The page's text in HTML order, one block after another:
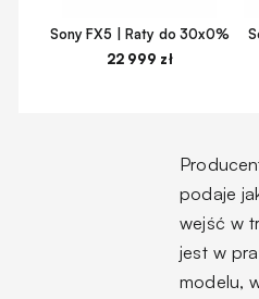
Sony FX5 | Raty do 30x0%
22 999 zł
podaje
wejść w
jest w
modelu,